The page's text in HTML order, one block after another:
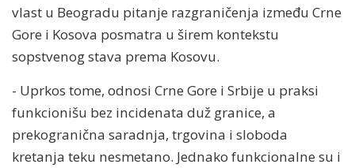
vlast u Beogradu pitanje razgraničenja između Crne
Gore i Kosova posmatra u širem kontekstu
sopstvenog stava prema Kosovu.
- Uprkos tome, odnosi Crne Gore i Srbije u praksi
funkcionišu bez incidenata duž granice, a
prekogranična saradnja, trgovina i sloboda
kretanja teku nesmetano. Jednako funkcionalne su i